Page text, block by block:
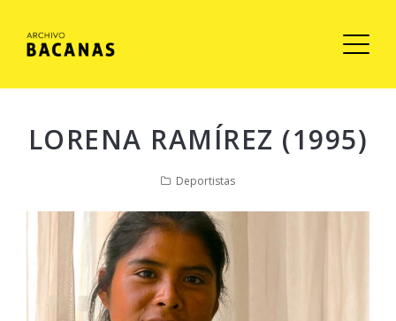
LORENA RAMÍREZ (1995)
Deportistas